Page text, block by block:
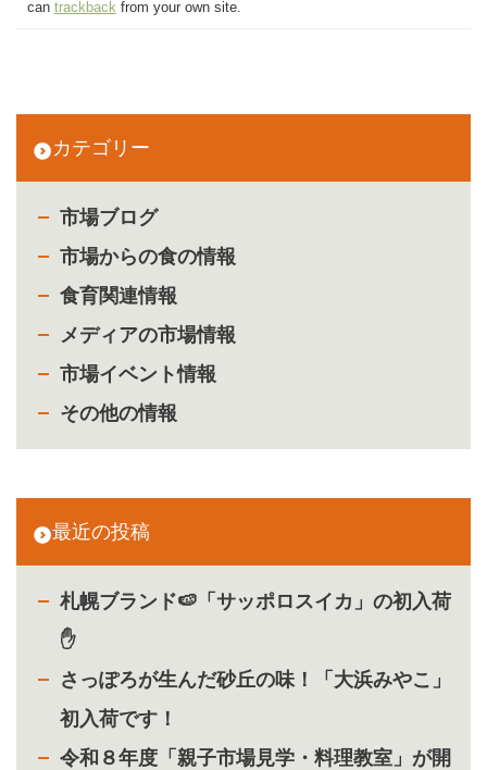
カテゴリー
市場ブログ
市場からの食の情報
食育関連情報
メディアの市場情報
市場イベント情報
その他の情報
最近の投稿
札幌ブランド🍉「サッポロスイカ」の初入荷
✋
さっぽろが生んだ砂丘の味！「大浜みやこ」
初入荷です！
令和８年度「親子市場見学・料理教室」が開
can trackback from your own site.